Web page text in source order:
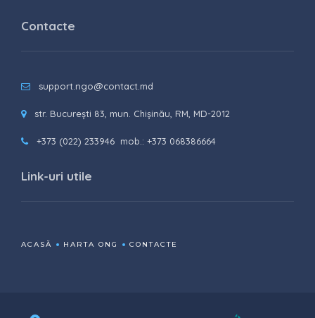
Contacte
support.ngo@contact.md
str. București 83, mun. Chișinău, RM, MD-2012
+373 (022) 233946 mob.: +373 068386664
Link-uri utile
ACASĂ HARTA ONG CONTACTE